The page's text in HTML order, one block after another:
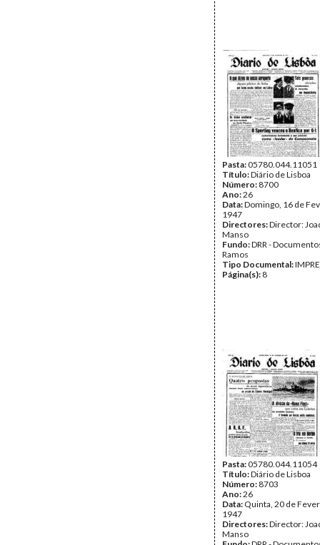
Pasta:05780.044.11051
Título:Diário de Lisboa
Número: 8700
Ano:26
Data:Domingo, 16 de
1947
Directores:Director:
Manso
Fundo:DRR -
Ramos
Tipo Documental:
Página(s): 8
Pasta:05780.044.11054
Título:Diário de Lisboa
Número: 8703
Ano:26
Data: Quinta, 20 de
1947
Directores:Director:
Manso